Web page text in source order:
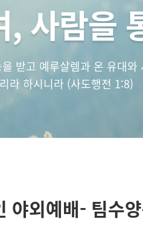
사람을
받고 예루살렘과 온 유대와
라 하시니라 (사도행전 1:8)
외예배- 팀수